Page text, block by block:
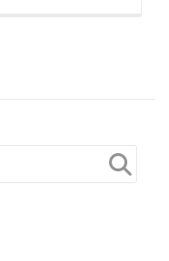
organiza
primera